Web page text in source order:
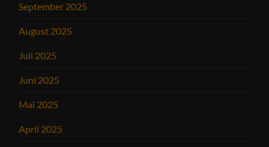
September 2025
August 2025
Juli 2025
Juni 2025
Mai 2025
April 2025